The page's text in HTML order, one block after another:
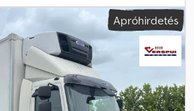
000 kg, tengelyelrendezés:4x2,
, szín:sárga , vezetőfülke:
, kibocsátási osztály:
, ülések száma:2, Felszereltség:
ABS,
koromszűrő, központi zár,
tempomat, állófűtés,
* Többszörösen elérhető *
Apróhirdetés